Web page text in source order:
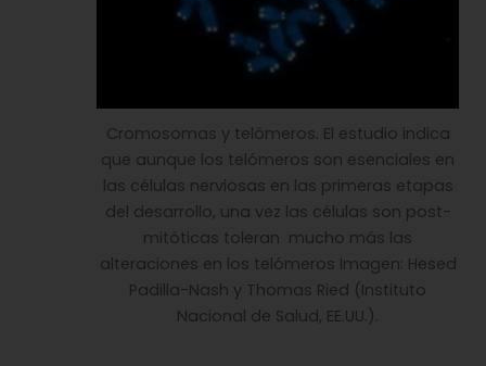
Cromosomas y telómeros. El estudio indica
que aunque los telómeros son esenciales en
las células nerviosas en las primeras etapas
del desarrollo, una vez las células son post-
mitóticas toleran mucho más las
alteraciones en los telómeros Imagen: Hesed
Padilla-Nash y Thomas Ried (Instituto
Nacional de Salud, EE.UU.).